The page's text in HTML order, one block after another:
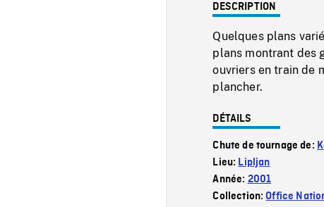
DESCRIPTION
Quelques plans
plans montrant des
ouvriers en train de
plancher.
DÉTAILS
Chute de tournage de:
Lieu: Lipljan
Année: 2001
Collection:Office